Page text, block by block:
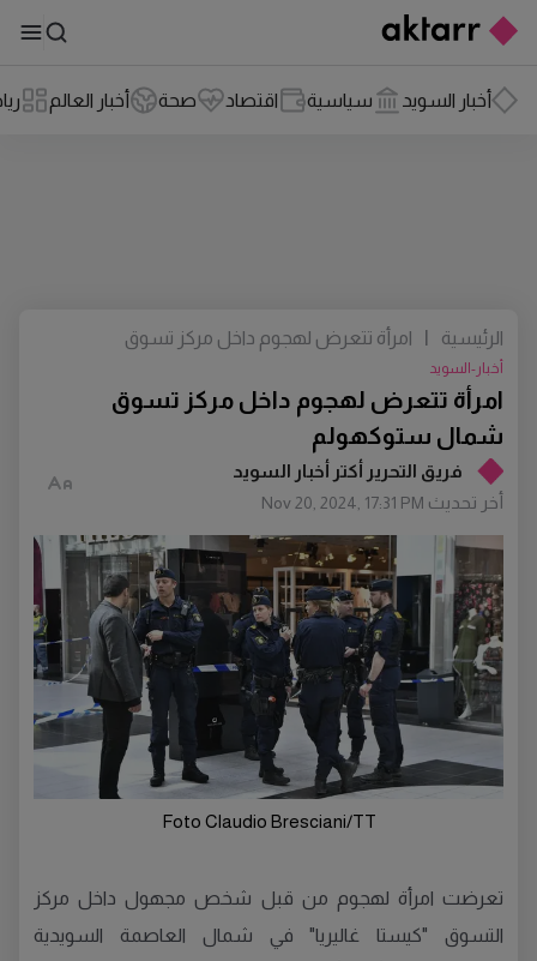
أخبار السويد سياسية اقتصاد صحة أخبار العالم
فريق التحرير أكتر أخبار السويد
أخر تحديث Nov 20, 2024, 17:31 PM
امرأة تتعرض لهجوم داخل مركز تسوق
شمال ستوكهولم
أخبار-السويد
الرئيسية
امرأة تتعرض لهجوم داخل مركز تسوق
Foto Claudio Bresciani/TT
تعرضت امرأة لهجوم من قبل شخص مجهول داخل مركز
التسوق "كيستا غاليريا" في شمال العاصمة السويدية